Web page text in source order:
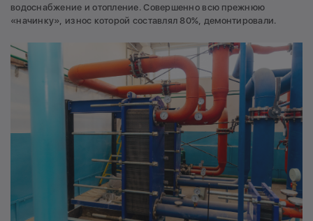
водоснабжение и отопление. Совершенно всю прежнюю
«начинку», износ которой составлял 80%, демонтировали.